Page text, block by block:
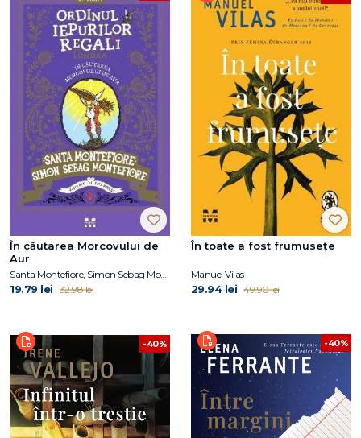
În căutarea Morcovului de
Aur
Santa Montefiore, Simon Sebag Montefiore
19.79 lei 32.98 lei
În toate a fost frumusețe
Manuel Vilas
29.94 lei 49.90 lei
-40% -40%